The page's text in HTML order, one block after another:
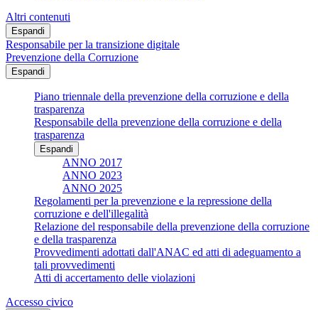
Altri contenuti
Espandi
Responsabile per la transizione digitale
Prevenzione della Corruzione
Espandi
Piano triennale della prevenzione della corruzione e della
trasparenza
Responsabile della prevenzione della corruzione e della
trasparenza
Espandi
ANNO 2017
ANNO 2023
ANNO 2025
Regolamenti per la prevenzione e la repressione della
corruzione e dell'illegalità
Relazione del responsabile della prevenzione della corruzione
e della trasparenza
Provvedimenti adottati dall'ANAC ed atti di adeguamento a
tali provvedimenti
Atti di accertamento delle violazioni
Accesso civico